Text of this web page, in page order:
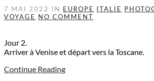
7 MAI 2022 IN EUROPE ITALIE
VOYAGE NO COMMENT
Jour 2.
Arriver à Venise et départ vers la Toscane.
Continue Reading